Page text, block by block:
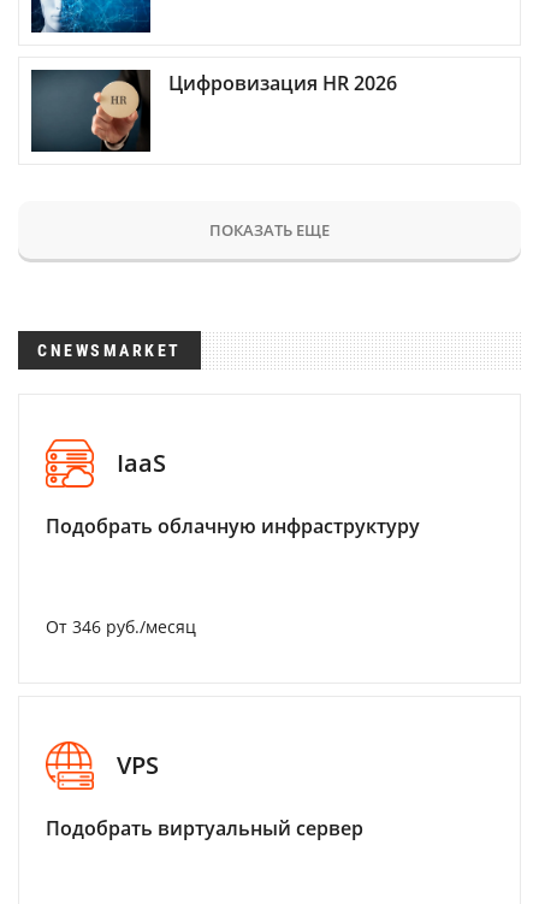
Цифровизация HR 2026
ПОКАЗАТЬ ЕЩЕ
CNEWSMARKET
IaaS
Подобрать облачную инфраструктуру
От 346 руб./месяц
VPS
Подобрать виртуальный сервер